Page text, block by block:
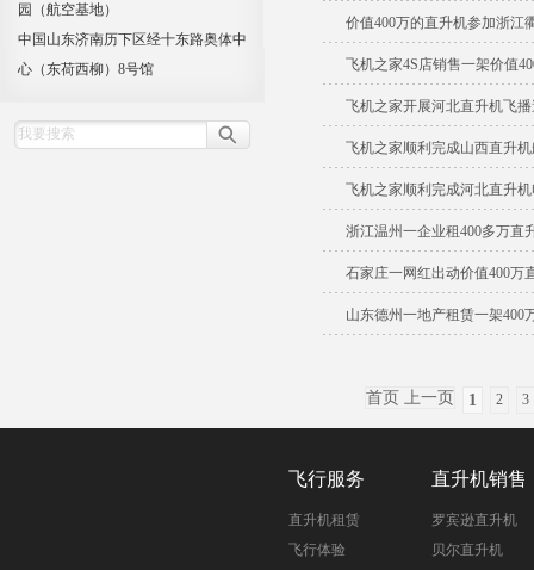
园（航空基地）
中国山东济南历下区经十东路奥体中
心（东荷西柳）8号馆
价值400万的直升机参加浙江
飞机之家4S店销售一架价值
飞机之家开展河北直升机飞
飞机之家顺利完成山西直升
飞机之家顺利完成河北直升
浙江温州一企业租400多万直
石家庄一网红出动价值400万
山东德州一地产租赁一架400
首页 上一页 1 2 3
飞行服务
直升机租赁
飞行体验
直升机销售
罗宾逊直升机
贝尔直升机